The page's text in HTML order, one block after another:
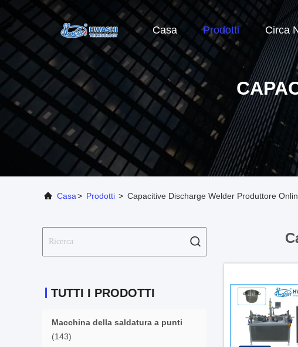
Casa Prodotti Circa
Casa> Prodotti > Capacitive Discharge Welder Produttore
TUTTI I PRODOTTI
Macchina della saldatura a punti
(143)